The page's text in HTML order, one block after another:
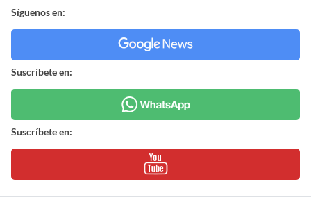
Síguenos en:
Suscríbete en:
Suscríbete en: